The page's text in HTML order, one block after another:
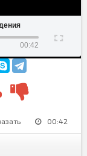
00:42
00:42